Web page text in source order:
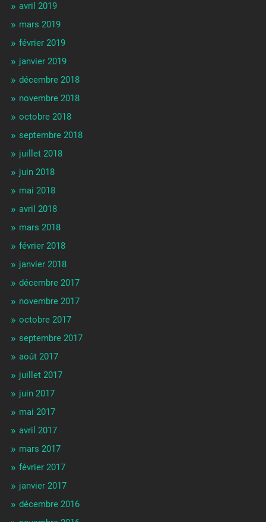
avril 2019
mars 2019
février 2019
janvier 2019
décembre 2018
novembre 2018
octobre 2018
septembre 2018
juillet 2018
juin 2018
mai 2018
avril 2018
mars 2018
février 2018
janvier 2018
décembre 2017
novembre 2017
octobre 2017
septembre 2017
août 2017
juillet 2017
juin 2017
mai 2017
avril 2017
mars 2017
février 2017
janvier 2017
décembre 2016